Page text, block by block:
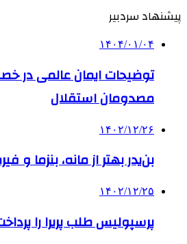
پیشنهاد سردبیر
۱۴۰۴/۰۱/۰۴
توضیحات ایمان عالمی در
مصدومان استقلال
۱۴۰۲/۱۲/۲۶
بن‌یدر بهتر از مانه، بنزما و
۱۴۰۲/۱۲/۲۵
پرسپولیس طلب پریرا را